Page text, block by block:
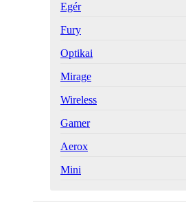
Egér
Fury
Optikai
Mirage
Wireless
Gamer
Aerox
Mini